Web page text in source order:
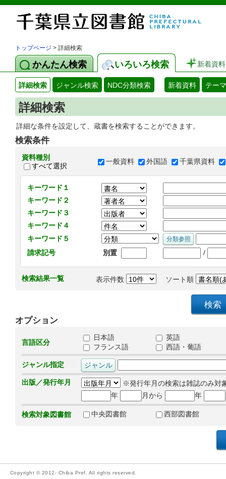
トップページ > 詳細検索
かんたん検索 いろいろ検索 新着資料
詳細検索 ジャンル検索 NDC分類検索 新着資料 テー
詳細検索
詳細な条件を設定して、蔵書を検索することができます。
検索条件
資料種別
すべて選択
一般資料 外国語 千葉県資料
キーワード１
キーワード２
キーワード３
キーワード４
キーワード５
請求記号
別置 /
検索結果一覧 表示件数 ソート順
オプション
言語区分
日本語
英語
フランス語
西語・葡語
ジャンル指定
出版／発行年月
※発行年月の検索は雑誌のみ対
年
月から 年
検索対象図書館 中央図書館 西部図書館
Copyright © 2012- Chiba Pref. All rights reserved.